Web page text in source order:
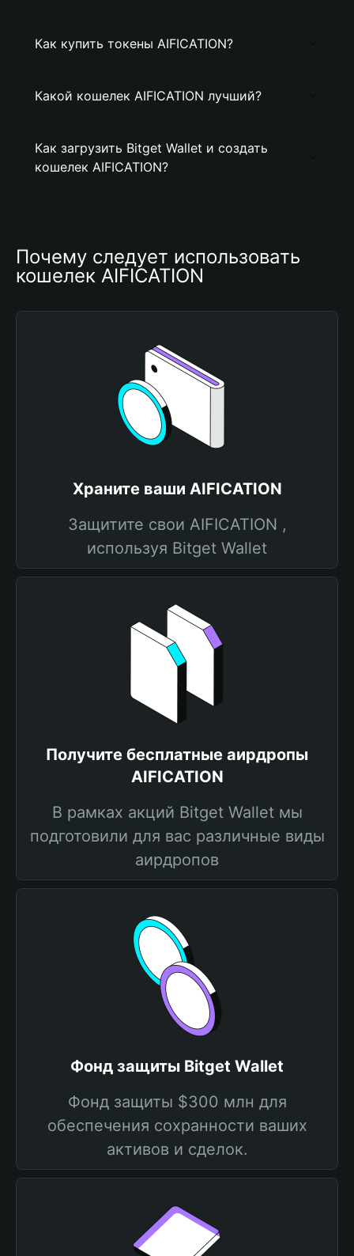
Как купить токены AIFICATION?
Какой кошелек AIFICATION лучший?
Как загрузить Bitget Wallet и создать
кошелек AIFICATION?
Почему следует использовать
кошелек AIFICATION
Храните ваши AIFICATION
Защитите свои AIFICATION ,
используя Bitget Wallet
Получите бесплатные аирдропы
AIFICATION
В рамках акций Bitget Wallet мы
подготовили для вас различные виды
аирдропов
Фонд защиты Bitget Wallet
Фонд защиты $300 млн для
обеспечения сохранности ваших
активов и сделок.